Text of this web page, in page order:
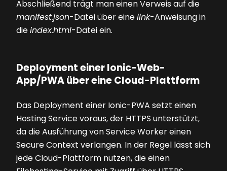
Abschließend trägt man einen Verweis auf die
manifest.json-Datei über einelink-Anweisung in
dieindex.html-Datei ein.
Deployment einer Ionic-Web-
App/PWA über eine Cloud-Plattform
Das Deployment einer Ionic-PWA setzt einen
Hosting Service voraus, der HTTPS unterstützt,
da die Ausführung von Service Worker einen
Secure Context verlangen. In der Regel lässt sich
jede Cloud-Plattform nutzen, die einen